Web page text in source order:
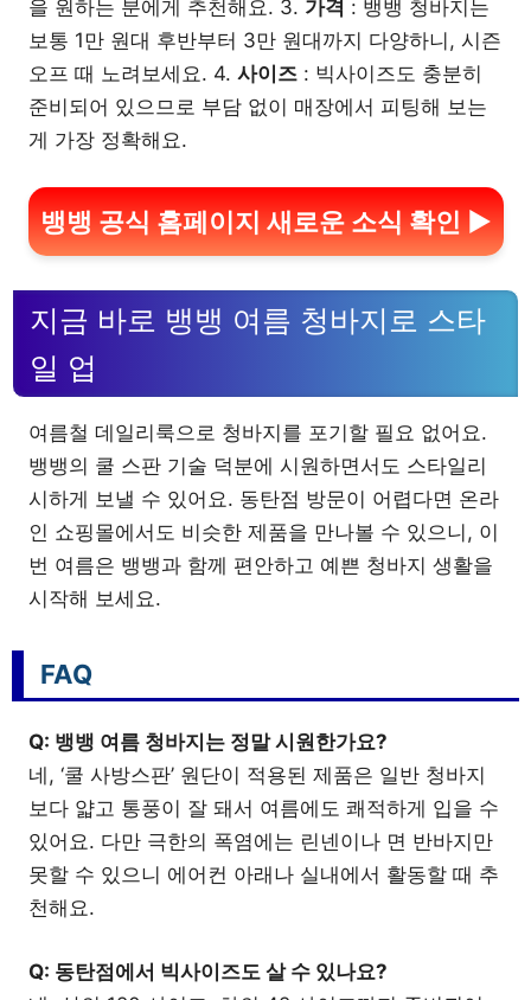
을 원하는 분에게 추천해요. 3. 가격 : 뱅뱅 청바지는
보통 1만 원대 후반부터 3만 원대까지 다양하니, 시즌
오프 때 노려보세요. 4. 사이즈 : 빅사이즈도 충분히
준비되어 있으므로 부담 없이 매장에서 피팅해 보는
게 가장 정확해요.
뱅뱅 공식 홈페이지 새로운 소식 확인 ▶
지금 바로 뱅뱅 여름 청바지로 스타
일 업
여름철 데일리룩으로 청바지를 포기할 필요 없어요.
뱅뱅의 쿨 스판 기술 덕분에 시원하면서도 스타일리
시하게 보낼 수 있어요. 동탄점 방문이 어렵다면 온라
인 쇼핑몰에서도 비슷한 제품을 만나볼 수 있으니, 이
번 여름은 뱅뱅과 함께 편안하고 예쁜 청바지 생활을
시작해 보세요.
FAQ
Q: 뱅뱅 여름 청바지는 정말 시원한가요?
네, ‘쿨 사방스판’ 원단이 적용된 제품은 일반 청바지
보다 얇고 통풍이 잘 돼서 여름에도 쾌적하게 입을 수
있어요. 다만 극한의 폭염에는 린넨이나 면 반바지만
못할 수 있으니 에어컨 아래나 실내에서 활동할 때 추
천해요.
Q: 동탄점에서 빅사이즈도 살 수 있나요?